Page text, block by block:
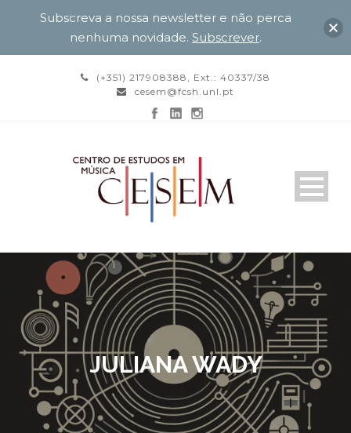
(+351) 217908388, Ext.: 40337/38
cesem@fcsh.unl.pt
JULIANA WADY
Subscreva a nossa newsletter e não perca
nenhuma novidade. Subscrever.